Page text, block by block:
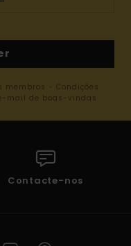
- Condições
mail de boas-vindas
Contacte-nos